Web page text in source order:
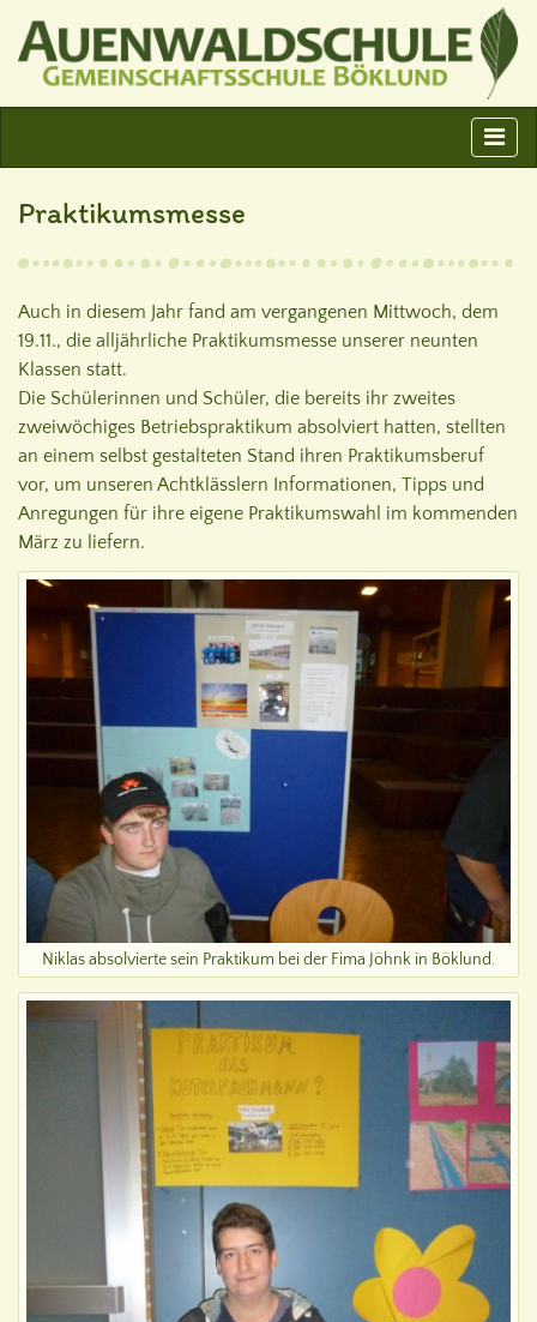
Praktikumsmesse
Auch in diesem Jahr fand am vergangenen Mittwoch, dem
19.11., die alljährliche Praktikumsmesse unserer neunten
Klassen statt.
Die Schülerinnen und Schüler, die bereits ihr zweites
zweiwöchiges Betriebspraktikum absolviert hatten, stellten
an einem selbst gestalteten Stand ihren Praktikumsberuf
vor, um unseren Achtklässlern Informationen, Tipps und
Anregungen für ihre eigene Praktikumswahl im kommenden
März zu liefern.
Niklas absolvierte sein Praktikum bei der Fima Jöhnk in Böklund.